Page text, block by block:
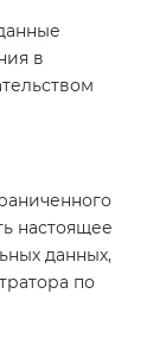
в
настоящее
данных,
по